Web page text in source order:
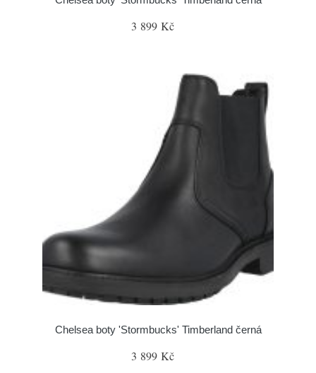
3 899 Kč
Chelsea boty 'Stormbucks' Timberland černá
3 899 Kč